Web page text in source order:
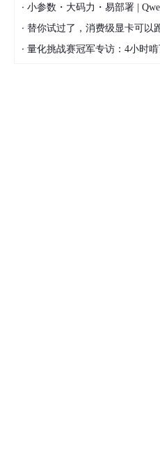
数据的准确性和一致性。
· 小参数・大码力・易部署 | Qwen3.6-27B
· 替你试过了，消费级显卡可以跑的开源文生
· 量化挑战赛冠军专访：4小时啃